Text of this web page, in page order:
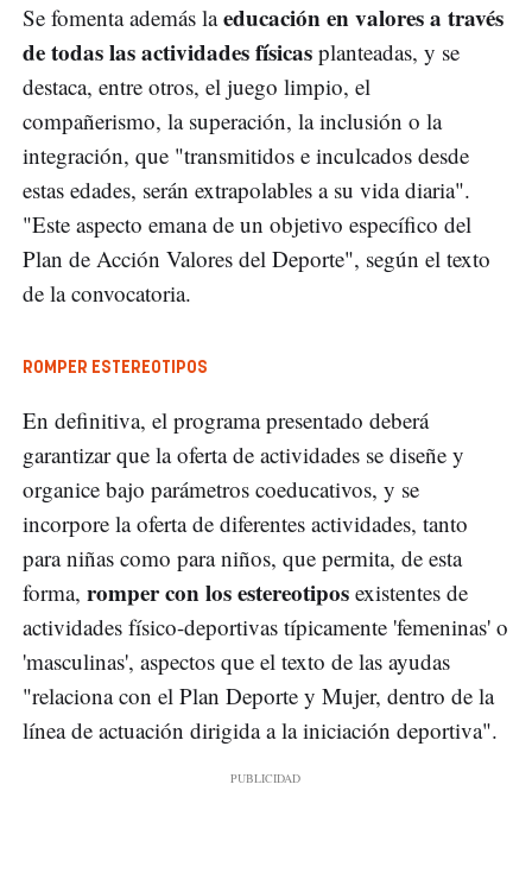
Se fomenta además laeducación en valores a través
de todas las actividades físicas planteadas, y se
destaca, entre otros, el juego limpio, el
compañerismo, la superación, la inclusión o la
integración, que "transmitidos e inculcados desde
estas edades, serán extrapolables a su vida diaria".
"Este aspecto emana de un objetivo específico del
Plan de Acción Valores del Deporte", según el texto
de la convocatoria.
ROMPER ESTEREOTIPOS
En definitiva, el programa presentado deberá
garantizar que la oferta de actividades se diseñe y
organice bajo parámetros coeducativos, y se
incorpore la oferta de diferentes actividades, tanto
para niñas como para niños, que permita, de esta
forma, romper con los estereotipos existentes de
actividades físico-deportivas típicamente 'femeninas' o
'masculinas', aspectos que el texto de las ayudas
"relaciona con el Plan Deporte y Mujer, dentro de la
línea de actuación dirigida a la iniciación deportiva".